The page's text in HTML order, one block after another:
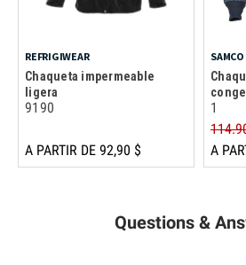
REFRIGIWEAR
Chaqueta impermeable
ligera
9190
A PARTIR DE 92,90 $
SAMCO
1
A
Questions &